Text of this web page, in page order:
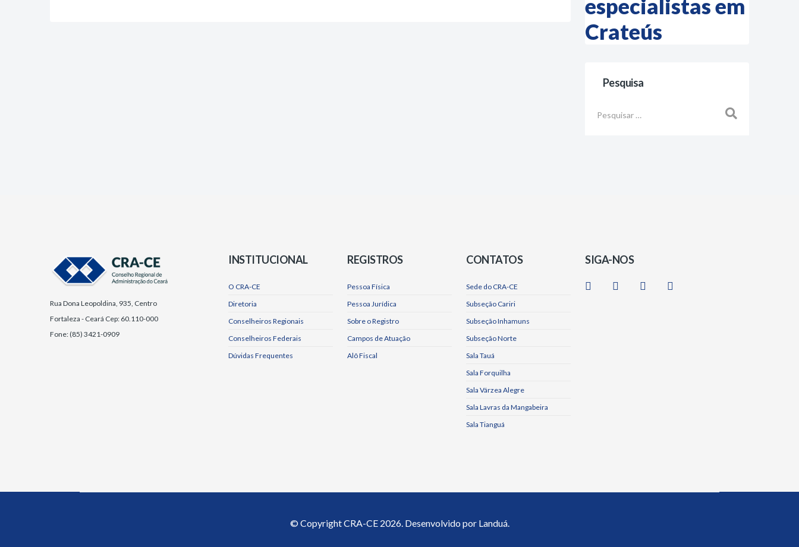
especialistas em
Crateús
Pesquisa
Rua Dona Leopoldina, 935, Centro
Fortaleza - Ceará Cep: 60.110-000
Fone: (85) 3421-0909
INSTITUCIONAL
O CRA-CE
Diretoria
Conselheiros Regionais
Conselheiros Federais
Dúvidas Frequentes
REGISTROS
Pessoa Física
Pessoa Jurídica
Sobre o Registro
Campos de Atuação
Alô Fiscal
CONTATOS
Sede do CRA-CE
Subseção Cariri
Subseção Inhamuns
Subseção Norte
Sala Tauá
Sala Forquilha
Sala Várzea Alegre
Sala Lavras da Mangabeira
Sala Tianguá
SIGA-NOS
© CopyrightCRA-CE2026. Desenvolvido por Landuá.